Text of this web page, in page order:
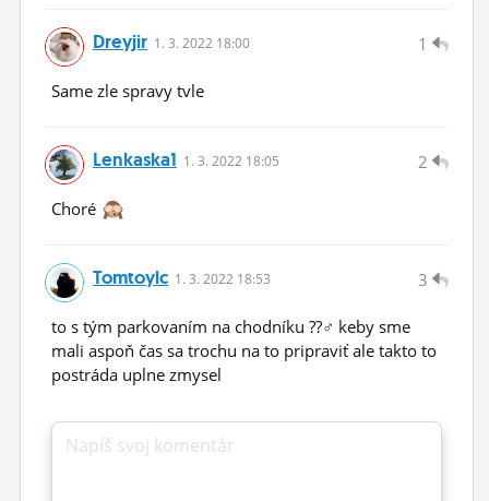
1
Dreyjir 1. 3. 2022 18:00
Same zle spravy tvle
2
Lenkaska1 1. 3. 2022 18:05
Choré
3
Tomtoylc 1. 3. 2022 18:53
to s tým parkovaním na chodníku ??‍♂️ keby sme
mali aspoň čas sa trochu na to pripraviť ale takto to
postráda uplne zmysel
Napíš svoj komentár